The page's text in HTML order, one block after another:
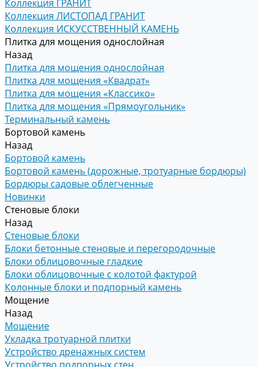
Коллекция ГРАНИТ
Коллекция ЛИСТОПАД ГРАНИТ
Коллекция ИСКУССТВЕННЫЙ КАМЕНЬ
Плитка для мощения однослойная
Назад
Плитка для мощения однослойная
Плитка для мощения «Квадрат»
Плитка для мощения «Классико»
Плитка для мощения «Прямоугольник»
Терминальный камень
Бортовой камень
Назад
Бортовой камень
Бортовой камень (дорожные, тротуарные бордюры)
Бордюры садовые облегченные
Новинки
Стеновые блоки
Назад
Стеновые блоки
Блоки бетонные стеновые и перегородочные
Блоки облицовочные гладкие
Блоки облицовочные с колотой фактурой
Колонные блоки и подпорный камень
Мощение
Назад
Мощение
Укладка тротуарной плитки
Устройство дренажных систем